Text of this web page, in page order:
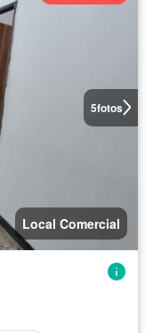
5fotos
Local Comercial